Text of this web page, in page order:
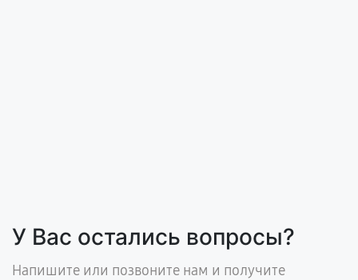
У Вас остались вопросы?
Напишите или позвоните нам и получите